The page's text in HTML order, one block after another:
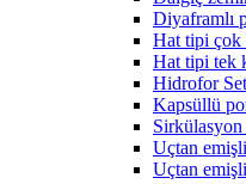
Diyaframlı
Hat tipi çok
Hat tipi tek
Hidrofor
Kapsüllü
Sirkülasyon
Uçtan
Uçtan